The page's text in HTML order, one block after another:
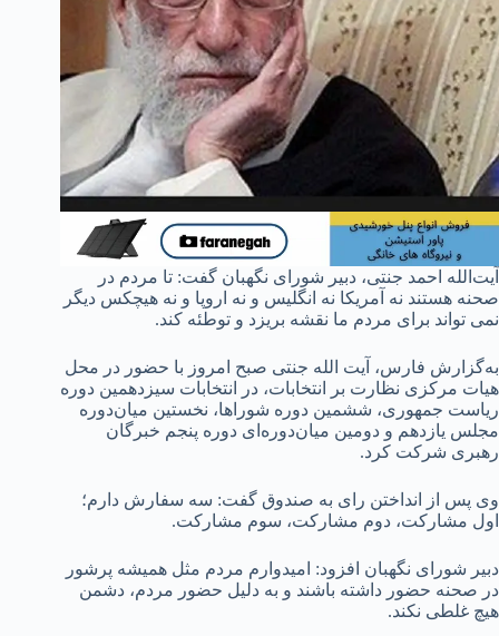
آیت‌الله احمد جنتی، دبیر شورای نگهبان گفت: تا مردم در
صحنه هستند نه آمریکا نه انگلیس و نه اروپا و نه هیچکس دیگر
نمی تواند برای مردم ما نقشه بریزد و توطئه کند.
به‌گزارش فارس، آیت الله جنتی صبح امروز با حضور در محل
هیات مرکزی نظارت بر انتخابات، در انتخابات سیزدهمین دوره
ریاست جمهوری، ششمین دوره شوراها، نخستین میان‌دوره
مجلس یازدهم و دومین میان‌دوره‌ای دوره پنجم خبرگان
رهبری شرکت کرد.
وی پس از انداختن رای به صندوق گفت: سه سفارش دارم؛
اول مشارکت، دوم مشارکت، سوم مشارکت.
دبیر شورای نگهبان افزود: امیدوارم مردم مثل همیشه پرشور
در صحنه حضور داشته باشند و به دلیل حضور مردم، دشمن
هیچ غلطی نکند.